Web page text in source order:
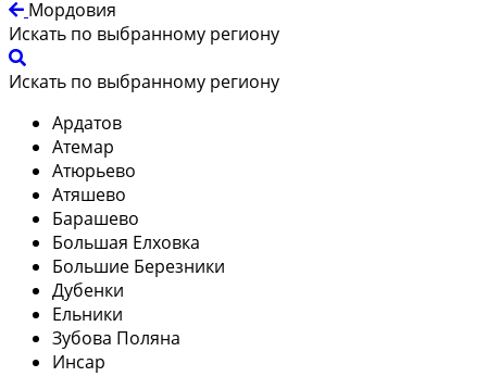
Мордовия
Искать по выбранному региону
Искать по выбранному региону
Ардатов
Атемар
Атюрьево
Атяшево
Барашево
Большая Елховка
Большие Березники
Дубенки
Ельники
Зубова Поляна
Инсар